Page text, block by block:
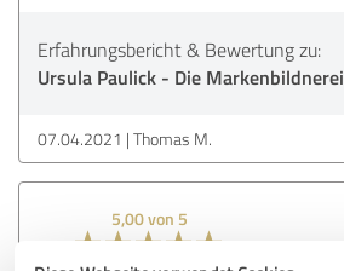
Erfahrungsbericht & Bewertung zu:
Ursula Paulick - Die Markenbildnerei
07.04.2021 Thomas M.
5,00 von 5